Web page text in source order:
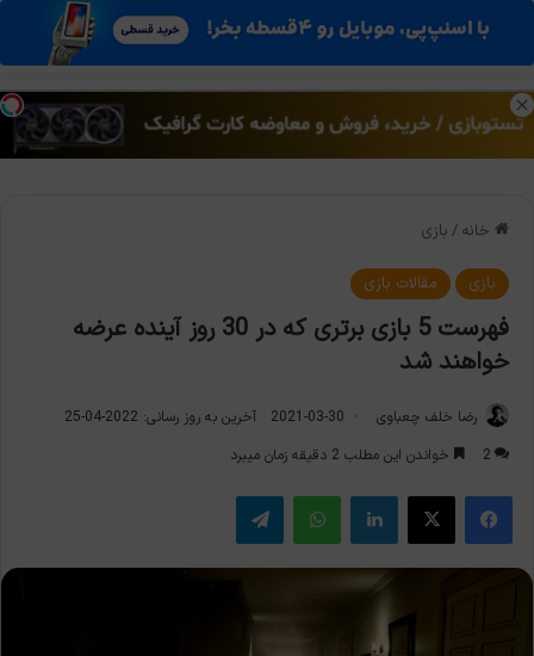
منو
خانه / بازی
بازی مقالات بازی
فهرست 5 بازی برتری که در 30 روز آینده عرضه
خواهند شد
رضا خلف چعباوی 2021-03-30
آخرین به روز رسانی: 2022-04-25
2
خواندن این مطلب 2 دقیقه زمان میبرد
فیس بوک X لینکدین واتس آپ تلگرام